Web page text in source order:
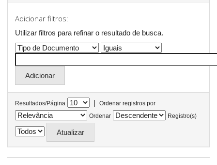
Adicionar filtros:
Utilizar filtros para refinar o resultado de busca.
Resultados/Página |
Ordenar registros por
Ordenar
Registro(s)